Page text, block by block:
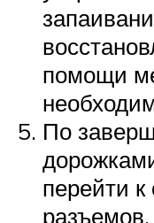
помощи
По
перейти
разъемов.